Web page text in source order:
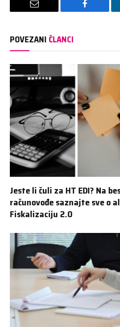
Email Facebook
POVEZANIČLANCI
Jeste li čuli za HT EDI? Na
računovođe saznajte sve o
Fiskalizaciju 2.0